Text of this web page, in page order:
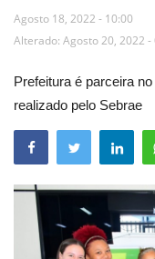
Floriano
Mural de Licitações
Notícias
Vídeos
Webmail
Agosto 18, 2022 - 10:00
Alterado: Agosto 20, 2022 -
Prefeitura é parceira
realizado pelo Sebrae